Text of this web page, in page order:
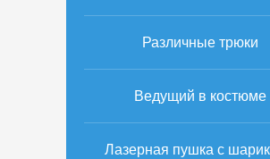
Различные трюки
Ведущий в костюме
Лазерная пушка с